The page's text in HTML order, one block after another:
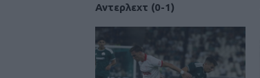
Αντερλεχτ (0-1)